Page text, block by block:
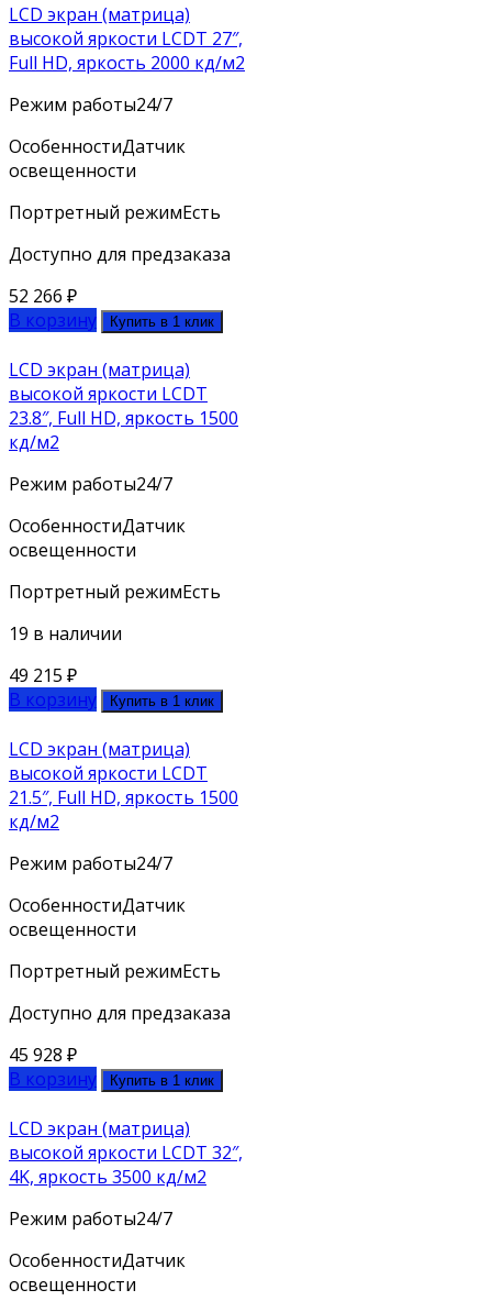
LCD экран (матрица)
высокой яркости LCDT 27″,
Full HD, яркость 2000 кд/м2
Режим работы24/7
ОсобенностиДатчик
освещенности
Портретный режимЕсть
Доступно для предзаказа
52 266 ₽
В корзину
Купить в 1 клик
LCD экран (матрица)
высокой яркости LCDT
23.8″, Full HD, яркость 1500
кд/м2
Режим работы24/7
ОсобенностиДатчик
освещенности
Портретный режимЕсть
19 в наличии
49 215 ₽
В корзину
Купить в 1 клик
LCD экран (матрица)
высокой яркости LCDT
21.5″, Full HD, яркость 1500
кд/м2
Режим работы24/7
ОсобенностиДатчик
освещенности
Портретный режимЕсть
Доступно для предзаказа
45 928 ₽
В корзину
Купить в 1 клик
LCD экран (матрица)
высокой яркости LCDT 32″,
4K, яркость 3500 кд/м2
Режим работы24/7
ОсобенностиДатчик
освещенности